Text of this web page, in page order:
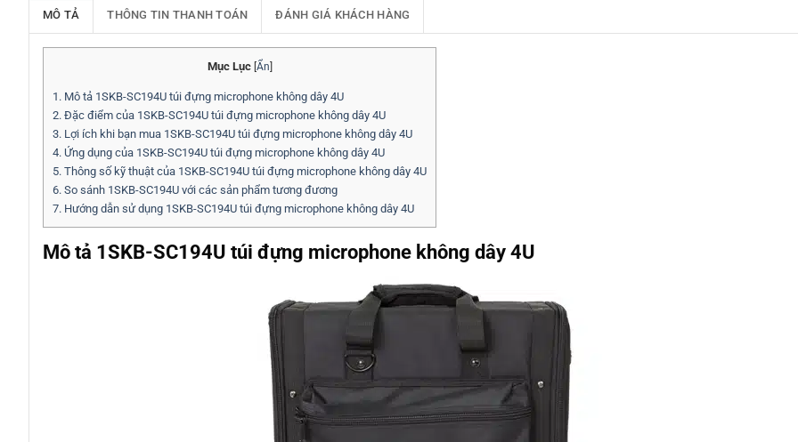
MÔ TẢ THÔNG TIN THANH TOÁN ĐÁNH GIÁ KHÁCH HÀNG
Mục Lục Ẩn
1. Mô tả 1SKB-SC194U túi đựng microphone không dây 4U
2. Đặc điểm của 1SKB-SC194U túi đựng microphone không dây 4U
3. Lợi ích khi bạn mua 1SKB-SC194U túi đựng microphone không dây 4U
4. Ứng dụng của 1SKB-SC194U túi đựng microphone không dây 4U
5. Thông số kỹ thuật của 1SKB-SC194U túi đựng microphone không dây 4U
6. So sánh 1SKB-SC194U với các sản phẩm tương đương
7. Hướng dẫn sử dụng 1SKB-SC194U túi đựng microphone không dây 4U
Mô tả 1SKB-SC194U túi đựng microphone không dây 4U